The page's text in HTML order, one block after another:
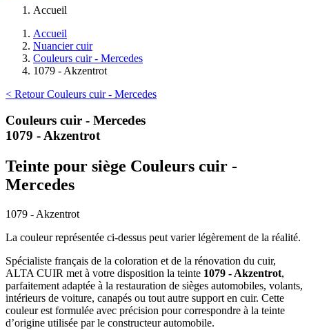
Accueil
Accueil
Nuancier cuir
Couleurs cuir - Mercedes
1079 - Akzentrot
< Retour Couleurs cuir - Mercedes
Couleurs cuir - Mercedes
1079 - Akzentrot
Teinte pour siège Couleurs cuir -
Mercedes
1079 - Akzentrot
La couleur représentée ci-dessus peut varier légèrement de la réalité.
Spécialiste français de la coloration et de la rénovation du cuir,
ALTA CUIR met à votre disposition la teinte 1079 - Akzentrot,
parfaitement adaptée à la restauration de sièges automobiles, volants,
intérieurs de voiture, canapés ou tout autre support en cuir. Cette
couleur est formulée avec précision pour correspondre à la teinte
d’origine utilisée par le constructeur automobile.